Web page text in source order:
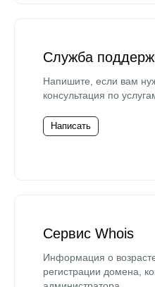
Служба
Напишите, если вам
консультация по
Написать
Сервис Whois
Информация о
регистрации домена,